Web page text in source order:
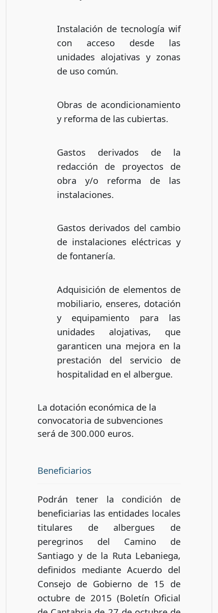
Instalación de tecnología wif
con acceso desde las
unidades alojativas y zonas
de uso común.
Obras de acondicionamiento
y reforma de las cubiertas.
Gastos derivados de la
redacción de proyectos de
obra y/o reforma de las
instalaciones.
Gastos derivados del cambio
de instalaciones eléctricas y
de fontanería.
Adquisición de elementos de
mobiliario, enseres, dotación
y equipamiento para las
unidades alojativas, que
garanticen una mejora en la
prestación del servicio de
hospitalidad en el albergue.
La dotación económica de la
convocatoria de subvenciones
será de 300.000 euros.
Beneficiarios
Podrán tener la condición de
beneficiarias las entidades locales
titulares de albergues de
peregrinos del Camino de
Santiago y de la Ruta Lebaniega,
definidos mediante Acuerdo del
Consejo de Gobierno de 15 de
octubre de 2015 (Boletín Oficial